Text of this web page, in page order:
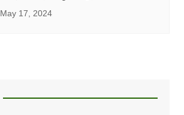
May 17, 2024